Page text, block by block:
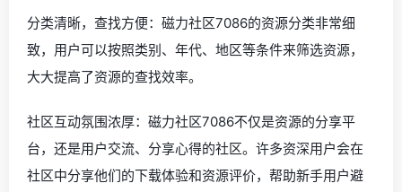
分类清晰，查找方便：磁力社区7086的资源分类非常细
致，用户可以按照类别、年代、地区等条件来筛选资源，
大大提高了资源的查找效率。
社区互动氛围浓厚：磁力社区7086不仅是资源的分享平
台，还是用户交流、分享心得的社区。许多资深用户会在
社区中分享他们的下载体验和资源评价，帮助新手用户避